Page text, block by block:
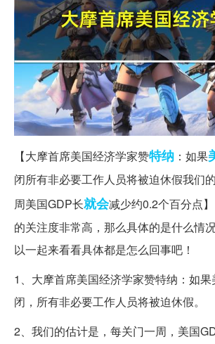
【大摩首席美国经济学家赞特纳 ：如果
闭所有非必要工作人员将被迫休假我们
周美国GDP长就会减少约0.2个百分点
的关注度非常高，那么具体的是什么情
以一起来看看具体都是怎么回事吧！
1、大摩首席美国经济学家赞特纳：如
闭，所有非必要工作人员将被迫休假。
2、我们的估计是，每关门一周，美国